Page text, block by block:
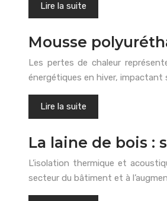
Lire la suite
Mousse
Les pertes de chaleur
énergétiques en hiver,
Lire la suite
La laine de bois :
L’isolation thermique et
secteur du bâtiment et à